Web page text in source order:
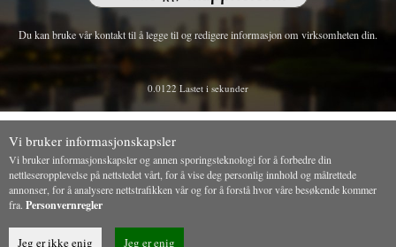
Du kan bruke vår kontakt til å legge til og redigere informasjon om virksomheten din.
0.0122 Lastet i sekunder
Vi bruker informasjonskapsler
Vi bruker informasjonskapsler og annen sporingsteknologi for å forbedre din
nettleseropplevelse på nettstedet vårt, for å vise deg personlig innhold og målrettede
annonser, for å analysere nettstrafikken vår og for å forstå hvor våre besøkende kommer
fra. Personvernregler
Jeg er ikke enig Jeg er enig